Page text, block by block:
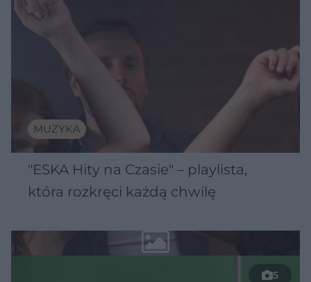
MUZYKA
"ESKA Hity na Czasie" – playlista,
która rozkręci każdą chwilę
5